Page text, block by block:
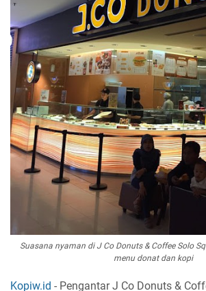
Suasana nyaman di J Co Donuts & Coffee Solo
menu donat dan kopi
Kopiw.id - Pengantar J Co Donuts &